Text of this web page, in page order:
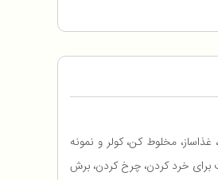
غذاساز، مخلوط کن، کولر و نمونه
برای خرد کردن، چرخ کردن، برش